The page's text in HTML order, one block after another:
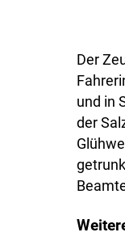
Der
und in
der